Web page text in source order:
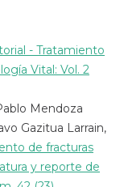
- Tratamiento
Vital: Vol. 2
Mendoza
Gazitua Larrain,
de fracturas
y reporte de